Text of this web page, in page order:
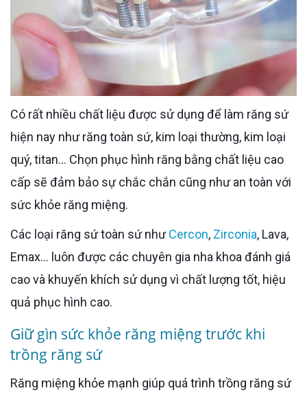
Có rất nhiều chất liệu được sử dụng để làm răng sứ
hiện nay như răng toàn sứ, kim loại thường, kim loại
quý, titan… Chọn phục hình răng bằng chất liệu cao
cấp sẽ đảm bảo sự chắc chắn cũng như an toàn với
sức khỏe răng miệng.
Các loại răng sứ toàn sứ nhưCercon, Zirconia, Lava,
Emax... luôn được các chuyên gia nha khoa đánh giá
cao và khuyến khích sử dụng vì chất lượng tốt, hiệu
quả phục hình cao.
Giữ gìn sức khỏe răng miệng trước khi
trồng răng sứ
Răng miệng khỏe mạnh giúp quá trình trồng răng sứ